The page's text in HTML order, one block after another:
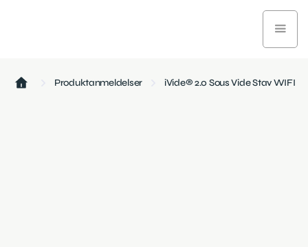
Produktanmeldelser iVide® 2.0 Sous Vide Stav WIFI